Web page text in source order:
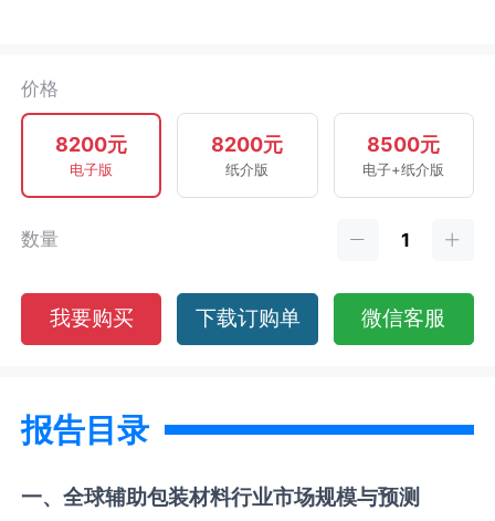
价格
8200元
电子版
8200元
纸介版
8500元
电子+纸介版
数量
我要购买 下载订购单 微信客服
报告目录
一、全球辅助包装材料行业市场规模与预测